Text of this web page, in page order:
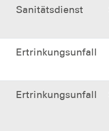
Sanitätsdienst
Ertrinkungsunfall
Ertrinkungsunfall